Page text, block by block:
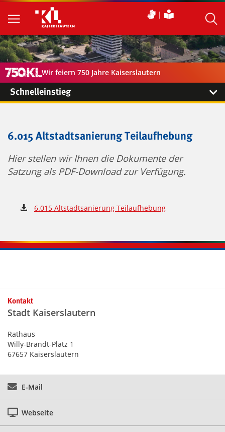
Wir feiern 750 Jahre Kaiserslautern
Schnelleinstieg
6.015 Altstadtsanierung Teilaufhebung
Hier stellen wir Ihnen die Dokumente der
Satzung als PDF-Download zur Verfügung.
6.015 Altstadtsanierung Teilaufhebung
Kontaktinformationen und Weiterführendes
Kontakt
Stadt Kaiserslautern
Rathaus
Willy-Brandt-Platz 1
67657 Kaiserslautern
E-Mail
Webseite